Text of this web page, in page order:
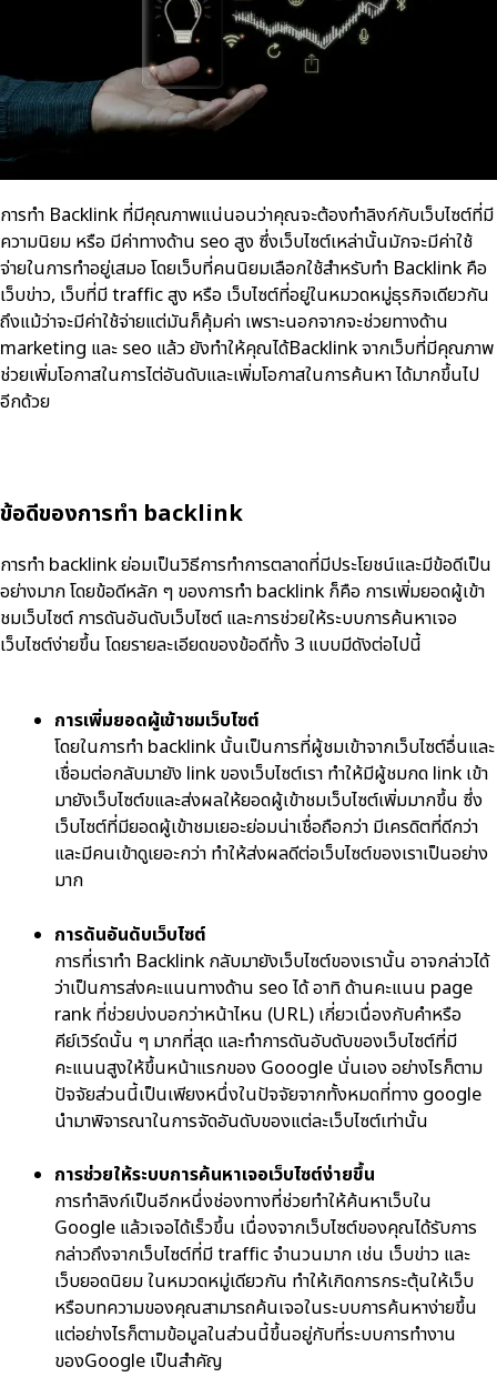
การทำ Backlink ที่มีคุณภาพแน่นอนว่าคุณจะต้องทำลิงก์กับเว็บไซต์ที่มี
ความนิยม หรือ มีค่าทางด้าน seo สูง ซึ่งเว็บไซต์เหล่านั้นมักจะมีค่าใช้
จ่ายในการทำอยู่เสมอ โดยเว็บที่คนนิยมเลือกใช้สำหรับทำ Backlink คือ
เว็บข่าว, เว็บที่มี traffic สูง หรือ เว็บไซต์ที่อยู่ในหมวดหมู่ธุรกิจเดียวกัน
ถึงแม้ว่าจะมีค่าใช้จ่ายแต่มันก็คุ้มค่า เพราะนอกจากจะช่วยทางด้าน
marketing และ seo แล้ว ยังทำให้คุณได้Backlink จากเว็บที่มีคุณภาพ
ช่วยเพิ่มโอกาสในการไต่อันดับและเพิ่มโอกาสในการค้นหา ได้มากขึ้นไป
อีกด้วย
ข้อดีของการทำ backlink
การทำ backlink ย่อมเป็นวิธีการทำการตลาดที่มีประโยชน์และมีข้อดีเป็น
อย่างมาก โดยข้อดีหลัก ๆ ของการทำ backlink ก็คือ การเพิ่มยอดผู้เข้า
ชมเว็บไซต์ การดันอันดับเว็บไซต์ และการช่วยให้ระบบการค้นหาเจอ
เว็บไซต์ง่ายขึ้น โดยรายละเอียดของข้อดีทั้ง 3 แบบมีดังต่อไปนี้
การเพิ่มยอดผู้เข้าชมเว็บไซต์
โดยในการทำ backlink นั้นเป็นการที่ผู้ชมเข้าจากเว็บไซต์อื่นและ
เชื่อมต่อกลับมายัง link ของเว็บไซต์เรา ทำให้มีผู้ชมกด link เข้า
มายังเว็บไซต์ขและส่งผลให้ยอดผู้เข้าชมเว็บไซต์เพิ่มมากขึ้น ซึ่ง
เว็บไซต์ที่มียอดผู้เข้าชมเยอะย่อมน่าเชื่อถือกว่า มีเครดิตที่ดีกว่า
และมีคนเข้าดูเยอะกว่า ทำให้ส่งผลดีต่อเว็บไซต์ของเราเป็นอย่าง
มาก
การดันอันดับเว็บไซต์
การที่เราทำ Backlink กลับมายังเว็บไซต์ของเรานั้น อาจกล่าวได้
ว่าเป็นการส่งคะแนนทางด้าน seo ได้ อาทิ ด้านคะแนน page
rank ที่ช่วยบ่งบอกว่าหน้าไหน (URL) เกี่ยวเนื่องกับคำหรือ
คีย์เวิร์ดนั้น ๆ มากที่สุด และทำการดันอับดับของเว็บไซต์ที่มี
คะแนนสูงให้ขึ้นหน้าแรกของ Gooogle นั่นเอง อย่างไรก็ตาม
ปัจจัยส่วนนี้เป็นเพียงหนึ่งในปัจจัยจากทั้งหมดที่ทาง google
นำมาพิจารณาในการจัดอันดับของแต่ละเว็บไซต์เท่านั้น
การช่วยให้ระบบการค้นหาเจอเว็บไซต์ง่ายขึ้น
การทำลิงก์เป็นอีกหนึ่งช่องทางที่ช่วยทำให้ค้นหาเว็บใน
Google แล้วเจอได้เร็วขึ้น เนื่องจากเว็บไซต์ของคุณได้รับการ
กล่าวถึงจากเว็บไซต์ที่มี traffic จำนวนมาก เช่น เว็บข่าว และ
เว็บยอดนิยม ในหมวดหมู่เดียวกัน ทำให้เกิดการกระตุ้นให้เว็บ
หรือบทความของคุณสามารถค้นเจอในระบบการค้นหาง่ายขึ้น
แต่อย่างไรก็ตามข้อมูลในส่วนนี้ขึ้นอยู่กับที่ระบบการทำงาน
ของGoogle เป็นสำคัญ